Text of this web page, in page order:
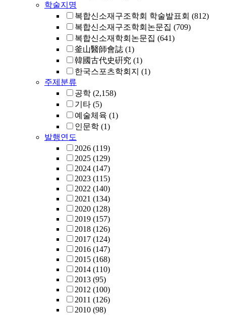
학술지명
복합신소재구조학회 학술발표회 (812)
복합신소재구조학회논문집 (709)
복합신소재학회논문집 (641)
釜山醫師會誌 (1)
韓國古代史硏究 (1)
한국스포츠학회지 (1)
주제분류
공학 (2,158)
기타 (5)
예술체육 (1)
인문학 (1)
발행연도
2026 (119)
2025 (129)
2024 (147)
2023 (115)
2022 (140)
2021 (134)
2020 (128)
2019 (157)
2018 (126)
2017 (124)
2016 (147)
2015 (168)
2014 (110)
2013 (95)
2012 (100)
2011 (126)
2010 (98)